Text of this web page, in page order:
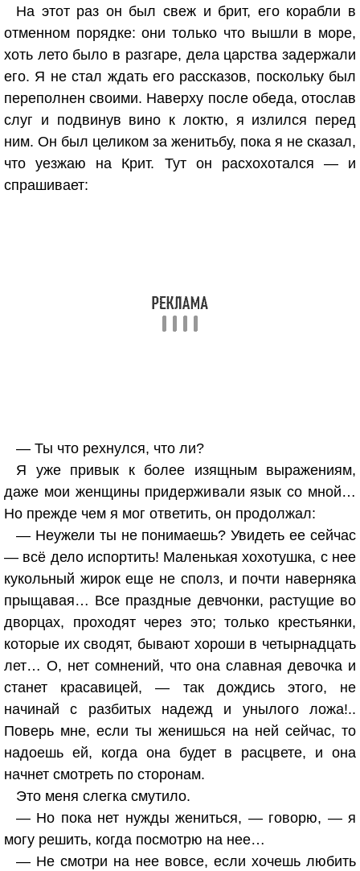
На этот раз он был свеж и брит, его корабли в
отменном порядке: они только что вышли в море,
хоть лето было в разгаре, дела царства задержали
его. Я не стал ждать его рассказов, поскольку был
переполнен своими. Наверху после обеда, отослав
слуг и подвинув вино к локтю, я излился перед
ним. Он был целиком за женитьбу, пока я не сказал,
что уезжаю на Крит. Тут он расхохотался — и
спрашивает:
— Ты что рехнулся, что ли?
Я уже привык к более изящным выражениям,
даже мои женщины придерживали язык со мной…
Но прежде чем я мог ответить, он продолжал:
— Неужели ты не понимаешь? Увидеть ее сейчас
— всё дело испортить! Маленькая хохотушка, с нее
кукольный жирок еще не сполз, и почти наверняка
прыщавая… Все праздные девчонки, растущие во
дворцах, проходят через это; только крестьянки,
которые их сводят, бывают хороши в четырнадцать
лет… О, нет сомнений, что она славная девочка и
станет красавицей, — так дождись этого, не
начинай с разбитых надежд и унылого ложа!..
Поверь мне, если ты женишься на ней сейчас, то
надоешь ей, когда она будет в расцвете, и она
начнет смотреть по сторонам.
Это меня слегка смутило.
— Но пока нет нужды жениться, — говорю, — я
могу решить, когда посмотрю на нее…
— Не смотри на нее вовсе, если хочешь любить